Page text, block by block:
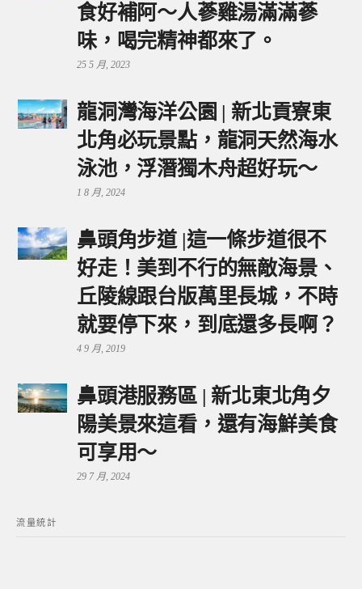
食好補阿～人蔘雞湯滿滿蔘
味，喝完精神都來了。
25 5 月, 2023
龍洞灣海洋公園 | 新北貢寮東
北角必玩景點，龍洞天然海水
泳池，浮潛獨木舟超好玩～
1 8 月, 2024
鼻頭角步道 |這一條步道很不
好走！美到不行的無敵海景、
丘陵線跟台版萬里長城，不時
就要停下來，到底還多長啊？
4 9 月, 2019
鼻頭港服務區 | 新北東北角夕
陽美景來這看，還有海鮮美食
可享用～
29 7 月, 2024
流量統計